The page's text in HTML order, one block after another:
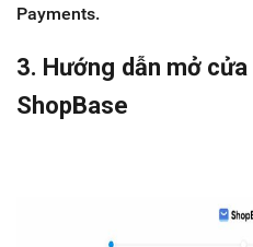
Payments.
3. Hướng dẫn mở
ShopBase